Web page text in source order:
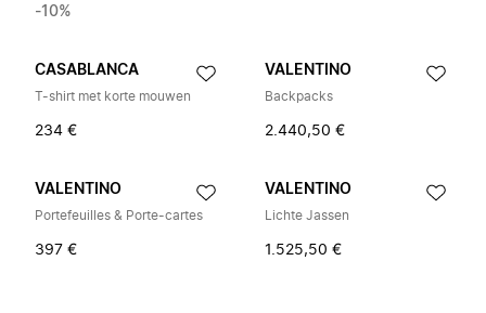
-10%
CASABLANCA
T-shirt met korte mouwen
234 €
VALENTINO
Backpacks
2.440,50 €
VALENTINO
Portefeuilles & Porte-cartes
397 €
VALENTINO
Lichte Jassen
1.525,50 €